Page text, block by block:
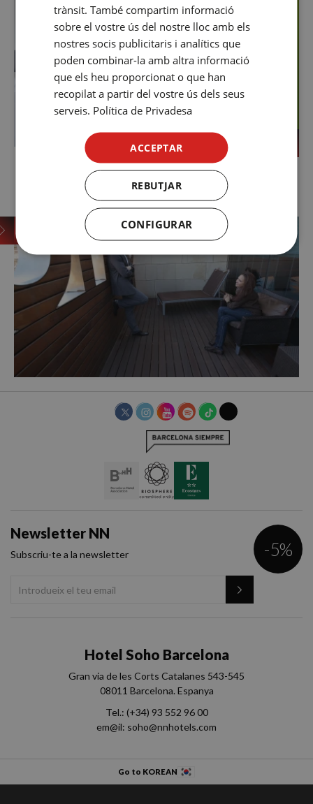
Hotel Soho Barcelona
Gran via de les Corts Catalanes 543-545
08011 Barcelona. Espanya
Tel.: (+34) 93 552 96 00
em@il: soho@nnhotels.com
Newsletter NN
Subscriu-te a la newsletter -5%
Go to KOREAN
FRENCH
ITALIAN
trànsit. També compartim informació
sobre el vostre ús del nostre lloc amb els
nostres socis publicitaris i analítics que
poden combinar-la amb altra informació
que els heu proporcionat o que han
recopilat a partir del vostre ús dels seus
serveis. Política de Privadesa
ACCEPTAR
REBUTJAR
CONFIGURAR